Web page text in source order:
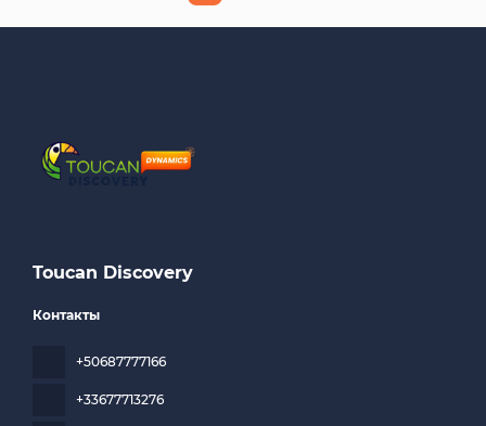
Toucan Discovery
Контакты
+50687777166
+33677713276